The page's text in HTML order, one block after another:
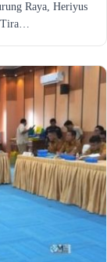
Raya, Heriyus
Tira…